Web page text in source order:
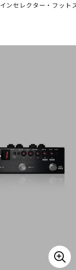
子ピアノ
ンセレクター・フット